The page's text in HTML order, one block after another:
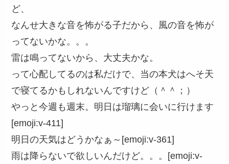
ど、
なんせ大きな音を怖がる子だから、風の音を怖が
ってないかな。。。
雷は鳴ってないから、大丈夫かな。
って心配してるのは私だけで、当の本犬はへそ天
で寝てるかもしれないんですけど（＾＾；）
やっと今週も週末。明日は瑠璃に会いに行けます
[emoji:v-411]
明日の天気はどうかなぁ～[emoji:v-361]
雨は降らないで欲しいんだけど。。。[emoji:v-